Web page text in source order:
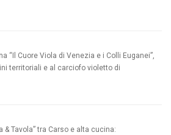
“Il Cuore Viola di Venezia e i Colli Euganei”,
territoriali e al carciofo violetto di
& Tavola” tra Carso e alta cucina: